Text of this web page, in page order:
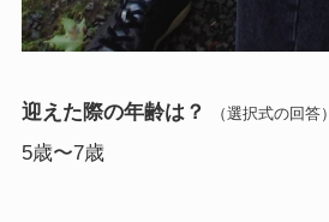
迎えた際の年齢は？ （選択式の回答）
5歳〜7歳